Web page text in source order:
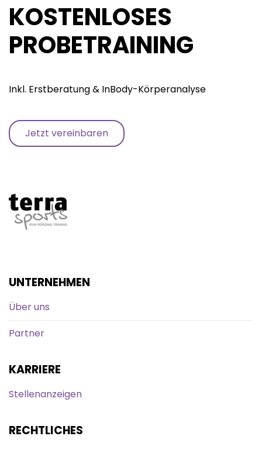
KOSTENLOSES
PROBETRAINING
Inkl. Erstberatung & InBody-Körperanalyse
Jetzt vereinbaren
UNTERNEHMEN
Über uns
Partner
KARRIERE
Stellenanzeigen
RECHTLICHES